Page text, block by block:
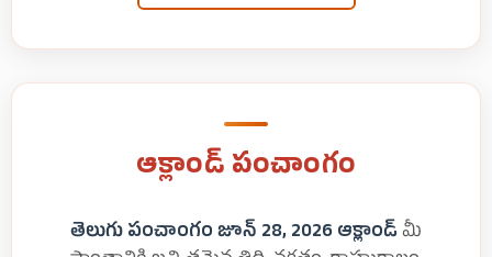
ఆక్లాండ్ పంచాంగం
తెలుగు పంచాంగం జూన్ 28, 2026 ఆక్లాండ్మీ